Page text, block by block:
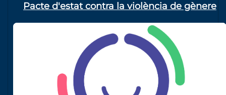
Pacte d'estat contra la violència de gènere